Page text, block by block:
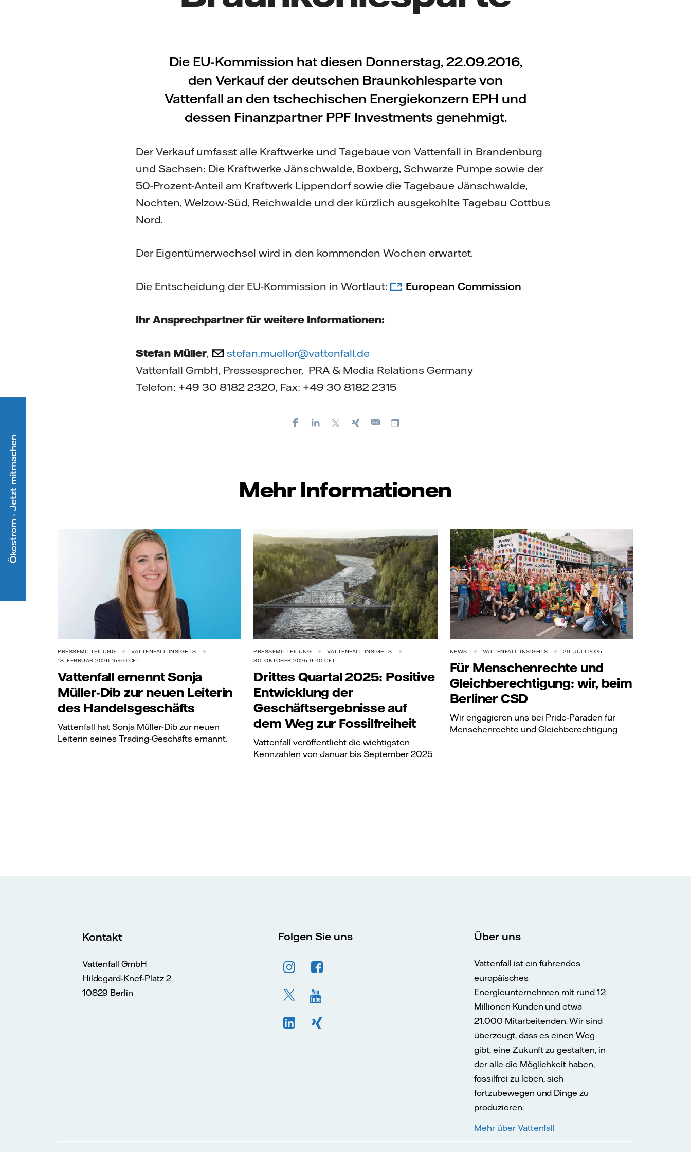
Die EU-Kommission hat diesen Donnerstag, 22.09.2016,
den Verkauf der deutschen Braunkohlesparte von
Vattenfall an den tschechischen Energiekonzern EPH und
dessen Finanzpartner PPF Investments genehmigt.
Der Verkauf umfasst alle Kraftwerke und Tagebaue von Vattenfall in Brandenburg
und Sachsen: Die Kraftwerke Jänschwalde, Boxberg, Schwarze Pumpe sowie der
50-Prozent-Anteil am Kraftwerk Lippendorf sowie die Tagebaue Jänschwalde,
Nochten, Welzow-Süd, Reichwalde und der kürzlich ausgekohlte Tagebau Cottbus
Nord.
Der Eigentümerwechsel wird in den kommenden Wochen erwartet.
Die Entscheidung der EU-Kommission in Wortlaut: European Commission
Ihr Ansprechpartner für weitere Informationen:
Stefan Müller,
stefan.mueller@vattenfall.de
Vattenfall GmbH, Pressesprecher, PRA & Media Relations Germany
Telefon: +49 30 8182 2320, Fax: +49 30 8182 2315
FacebookLinkedIn Xing
E-
Mehr Informationen
PRESSEMITTEILUNG
VATTENFALL INSIGHTS
13. FEBRUAR 2026 15:50 CET
Vattenfall ernennt Sonja
Müller-Dib zur neuen Leiterin
des Handelsgeschäfts
Vattenfall hat Sonja Müller-Dib zur neuen
Leiterin seines Trading-Geschäfts ernannt.
PRESSEMITTEILUNG
VATTENFALL INSIGHTS
30. OKTOBER 2025 9:40 CET
Drittes Quartal 2025: Positive
Entwicklung der
Geschäftsergebnisse auf
dem Weg zur Fossilfreiheit
Vattenfall veröffentlicht die wichtigsten
Kennzahlen von Januar bis September 2025
NEWS VATTENFALL INSIGHTS 29. JULI 2025
Für Menschenrechte und
Gleichberechtigung: wir, beim
Berliner CSD
Wir engagieren uns bei Pride-Paraden für
Menschenrechte und Gleichberechtigung
Ökostrom - Jetzt mitmachen
Kontakt
Vattenfall GmbH
Hildegard-Knef-Platz 2
10829 Berlin
Folgen Sie uns Über uns
Vattenfall ist ein führendes
europäisches
Energieunternehmen mit rund 12
Millionen Kunden und etwa
21.000 Mitarbeitenden. Wir sind
überzeugt, dass es einen Weg
gibt, eine Zukunft zu gestalten, in
der alle die Möglichkeit haben,
fossilfrei zu leben, sich
fortzubewegen und Dinge zu
produzieren.
Mehr über Vattenfall